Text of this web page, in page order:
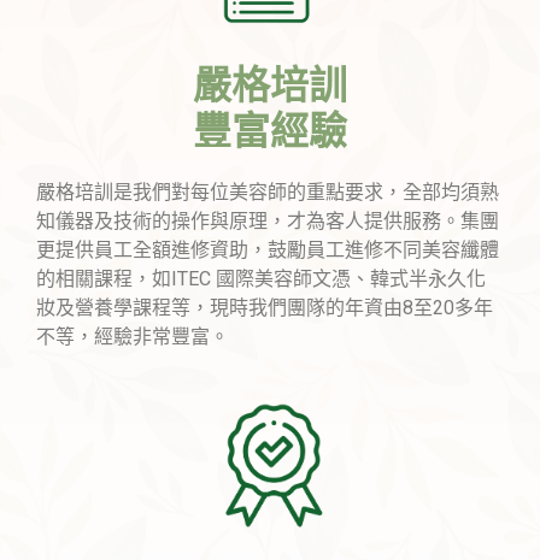
嚴格培訓
豐富經驗
嚴格培訓是我們對每位美容師的重點要求，全部均須熟
知儀器及技術的操作與原理，才為客人提供服務。集團
更提供員工全額進修資助，鼓勵員工進修不同美容纖體
的相關課程，如ITEC 國際美容師文憑、韓式半永久化
妝及營養學課程等，現時我們團隊的年資由8至20多年
不等，經驗非常豐富。